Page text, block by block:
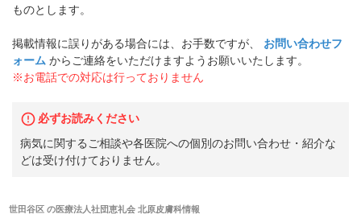
ものとします。
掲載情報に誤りがある場合には、お手数ですが、
お問い合わせフ
ォーム からご連絡をいただけますようお願いいたします。
※お電話での対応は行っておりません
必ずお読みください
病気に関するご相談や各医院への個別のお問い合わせ・紹介な
どは受け付けておりません。
世田谷区の医療法人社団恵礼会 北原皮膚科情報